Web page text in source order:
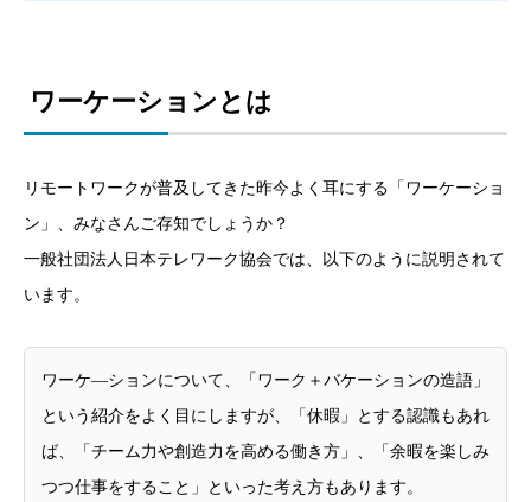
ワーケーションとは
リモートワークが普及してきた昨今よく耳にする「ワーケーショ
ン」、みなさんご存知でしょうか？
一般社団法人日本テレワーク協会では、以下のように説明されて
います。
ワーケ―ションについて、「ワーク＋バケーションの造語」
という紹介をよく目にしますが、「休暇」とする認識もあれ
ば、「チーム力や創造力を高める働き方」、「余暇を楽しみ
つつ仕事をすること」といった考え方もあります。